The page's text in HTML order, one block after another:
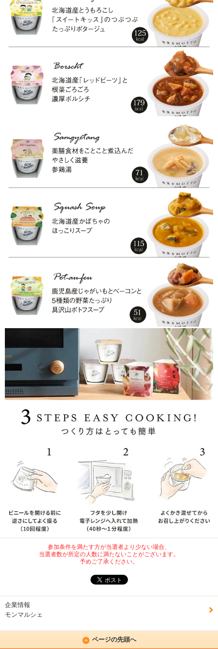
参加条件を満たす方が当選者より少ない場合、
当選者数が所定の人数に満たないことがございます。
予めご了承ください。
企業情報
モンマルシェ
ページの先頭へ